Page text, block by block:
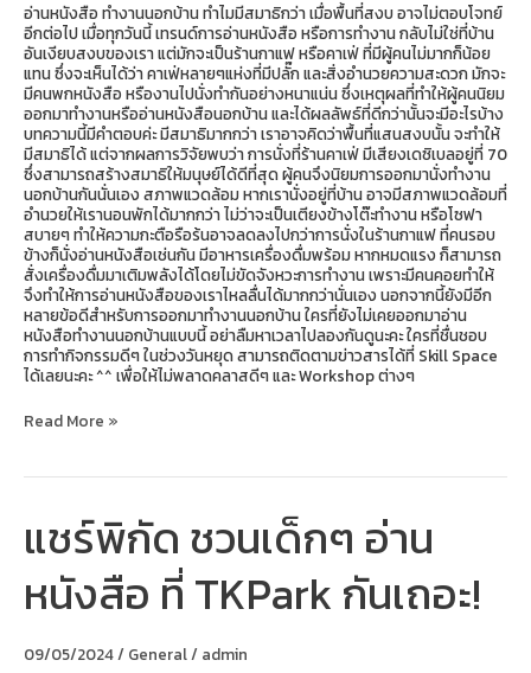
อ่านหนังสือ ทำงานนอกบ้าน ทำไมมีสมาธิกว่า เมื่อพื้นที่สงบ อาจไม่ตอบโจทย์
อีกต่อไป เมื่อทุกวันนี้ เทรนด์การอ่านหนังสือ หรือการทำงาน กลับไม่ใช่ที่บ้าน
อันเงียบสงบของเรา แต่มักจะเป็นร้านกาแฟ หรือคาเฟ่ ที่มีผู้คนไม่มากก็น้อย
แทน ซึ่งจะเห็นได้ว่า คาเฟ่หลายๆแห่งที่มีปลั๊ก และสิ่งอำนวยความสะดวก มักจะ
มีคนพกหนังสือ หรืองานไปนั่งทำกันอย่างหนาแน่น ซึ่งเหตุผลที่ทำให้ผู้คนนิยม
ออกมาทำงานหรืออ่านหนังสือนอกบ้าน และได้ผลลัพธ์ที่ดีกว่านั้นจะมีอะไรบ้าง
บทความนี้มีคำตอบค่ะ มีสมาธิมากกว่า เราอาจคิดว่าพื้นที่แสนสงบนั้น จะทำให้
มีสมาธิได้ แต่จากผลการวิจัยพบว่า การนั่งที่ร้านคาเฟ่ มีเสียงเดซิเบลอยู่ที่ 70
ซึ่งสามารถสร้างสมาธิให้มนุษย์ได้ดีที่สุด ผู้คนจึงนิยมการออกมานั่งทำงาน
นอกบ้านกันนั่นเอง สภาพแวดล้อม หากเรานั่งอยู่ที่บ้าน อาจมีสภาพแวดล้อมที่
อำนวยให้เรานอนพักได้มากกว่า ไม่ว่าจะเป็นเตียงข้างโต๊ะทำงาน หรือโซฟา
สบายๆ ทำให้ความกะตือรือร้นอาจลดลงไปกว่าการนั่งในร้านกาแฟ ที่คนรอบ
ข้างก็นั่งอ่านหนังสือเช่นกัน มีอาหารเครื่องดื่มพร้อม หากหมดแรง ก็สามารถ
สั่งเครื่องดื่มมาเติมพลังได้โดยไม่ขัดจังหวะการทำงาน เพราะมีคนคอยทำให้
จึงทำให้การอ่านหนังสือของเราไหลลื่นได้มากกว่านั่นเอง นอกจากนี้ยังมีอีก
หลายข้อดีสำหรับการออกมาทำงานนอกบ้าน ใครที่ยังไม่เคยออกมาอ่าน
หนังสือทำงานนอกบ้านแบบนี้ อย่าลืมหาเวลาไปลองกันดูนะคะ ใครที่ชื่นชอบ
การทำกิจกรรมดีๆ ในช่วงวันหยุด สามารถติดตามข่าวสารได้ที่ Skill Space
ได้เลยนะคะ ^^ เพื่อให้ไม่พลาดคลาสดีๆ และ Workshop ต่างๆ
Read More »
แชร์พิกัด ชวนเด็กๆ อ่าน
หนังสือ ที่ TKPark กันเถอะ!
09/05/2024/ General/ admin
พิกัด
ชวน
อ่าน
TKPark